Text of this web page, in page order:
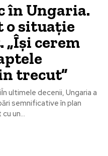
în Ungaria.
o situație
„Își cerem
trecut”
ultimele decenii, Ungaria a
semnificative în plan
un...